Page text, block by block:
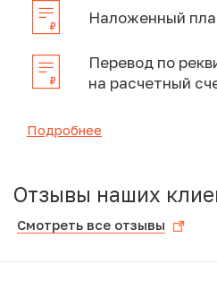
Наложенный
Перевод по
на расчетный
Подробнее
Отзывы наших
Смотреть все отзывы